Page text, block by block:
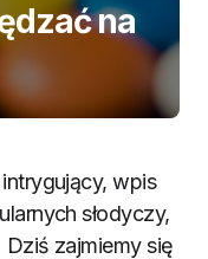
na
wpis
słodyczy,
zajmiemy się